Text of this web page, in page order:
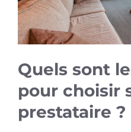
Quels sont
pour choisir
prestataire ?